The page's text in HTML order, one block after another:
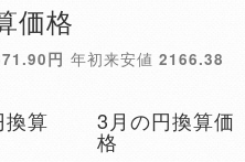
価格
円 年初来安値 2166.38
換算 3月の円換算価
格